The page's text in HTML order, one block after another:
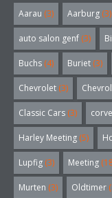
Aarau (3) Aarburg (3)
auto salon genf (3)
Buchs (4) Buriet (3)
Chevrolet (3)
Classic Cars (3)
Harley Meeting (5)
Lupfig (3) Meeting
Murten (3) Oldtimer